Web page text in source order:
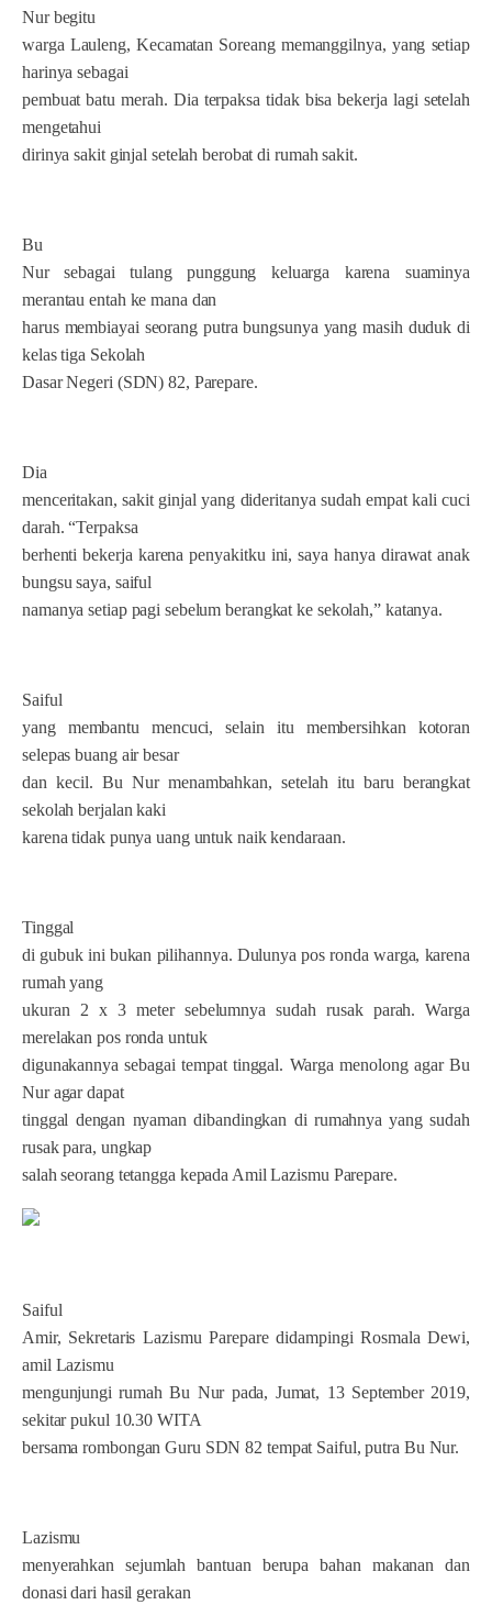
Nur begitu
warga Lauleng, Kecamatan Soreang memanggilnya, yang setiap
harinya sebagai
pembuat batu merah. Dia terpaksa tidak bisa bekerja lagi setelah
mengetahui
dirinya sakit ginjal setelah berobat di rumah sakit.
Bu
Nur sebagai tulang punggung keluarga karena suaminya
merantau entah ke mana dan
harus membiayai seorang putra bungsunya yang masih duduk di
kelas tiga Sekolah
Dasar Negeri (SDN) 82, Parepare.
Dia
menceritakan, sakit ginjal yang dideritanya sudah empat kali cuci
darah. “Terpaksa
berhenti bekerja karena penyakitku ini, saya hanya dirawat anak
bungsu saya, saiful
namanya setiap pagi sebelum berangkat ke sekolah,” katanya.
Saiful
yang membantu mencuci, selain itu membersihkan kotoran
selepas buang air besar
dan kecil. Bu Nur menambahkan, setelah itu baru berangkat
sekolah berjalan kaki
karena tidak punya uang untuk naik kendaraan.
Tinggal
di gubuk ini bukan pilihannya. Dulunya pos ronda warga, karena
rumah yang
ukuran 2 x 3 meter sebelumnya sudah rusak parah. Warga
merelakan pos ronda untuk
digunakannya sebagai tempat tinggal. Warga menolong agar Bu
Nur agar dapat
tinggal dengan nyaman dibandingkan di rumahnya yang sudah
rusak para, ungkap
salah seorang tetangga kepada Amil Lazismu Parepare.
Saiful
Amir, Sekretaris Lazismu Parepare didampingi Rosmala Dewi,
amil Lazismu
mengunjungi rumah Bu Nur pada, Jumat, 13 September 2019,
sekitar pukul 10.30 WITA
bersama rombongan Guru SDN 82 tempat Saiful, putra Bu Nur.
Lazismu
menyerahkan sejumlah bantuan berupa bahan makanan dan
donasi dari hasil gerakan